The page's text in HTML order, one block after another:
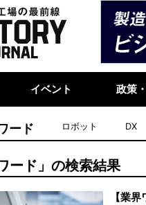
イベント 政策
ード ロボット DX
ード」の検索結果
【業